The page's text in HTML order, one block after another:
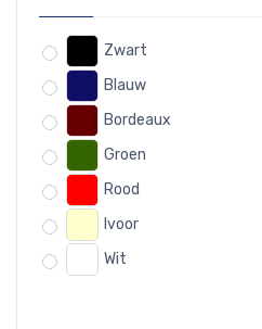
Zwart
Blauw
Bordeaux
Groen
Rood
Ivoor
Wit